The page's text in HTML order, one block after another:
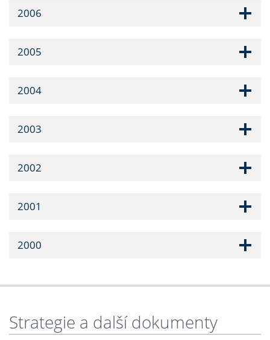
2006
2005
2004
2003
2002
2001
2000
Strategie a další dokumenty